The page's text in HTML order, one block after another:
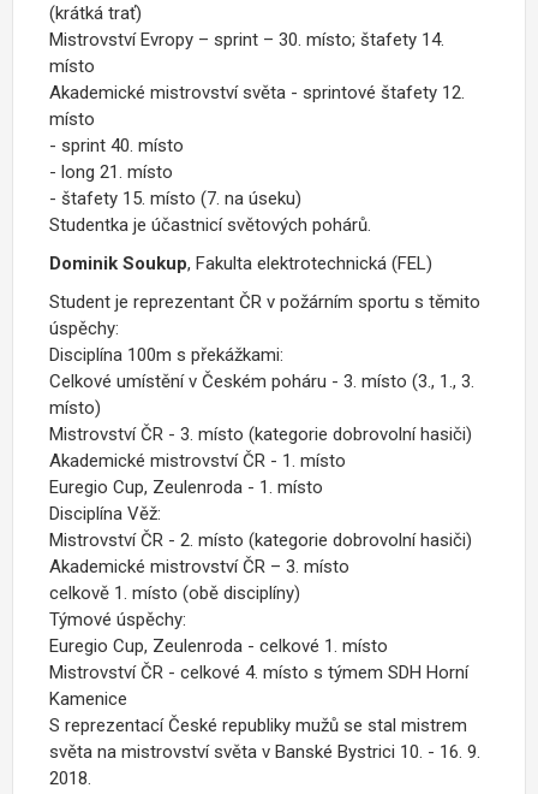
(krátká trať)
Mistrovství Evropy – sprint – 30. místo; štafety 14.
místo
Akademické mistrovství světa - sprintové štafety 12.
místo
- sprint 40. místo
- long 21. místo
- štafety 15. místo (7. na úseku)
Studentka je účastnicí světových pohárů.
Dominik Soukup, Fakulta elektrotechnická (FEL)
Student je reprezentant ČR v požárním sportu s těmito
úspěchy:
Disciplína 100m s překážkami:
Celkové umístění v Českém poháru - 3. místo (3., 1., 3.
místo)
Mistrovství ČR - 3. místo (kategorie dobrovolní hasiči)
Akademické mistrovství ČR - 1. místo
Euregio Cup, Zeulenroda - 1. místo
Disciplína Věž:
Mistrovství ČR - 2. místo (kategorie dobrovolní hasiči)
Akademické mistrovství ČR – 3. místo
celkově 1. místo (obě disciplíny)
Týmové úspěchy:
Euregio Cup, Zeulenroda - celkové 1. místo
Mistrovství ČR - celkové 4. místo s týmem SDH Horní
Kamenice
S reprezentací České republiky mužů se stal mistrem
světa na mistrovství světa v Banské Bystrici 10. - 16. 9.
2018.